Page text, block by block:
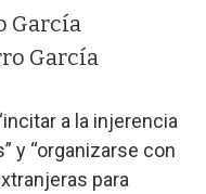
García
a la injerencia
y “organizarse con
para